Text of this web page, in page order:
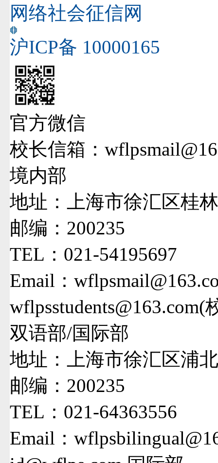
网络社会征信网
沪ICP备 10000165
官方微信
校长信箱：
境内部
地址：上海市徐汇区桂
邮编：200235
TEL：021-54195697
Email：
wflpsstudents@163.com(
双语部/国际部
地址：上海市徐汇区浦
邮编：200235
TEL：021-64363556
Email：